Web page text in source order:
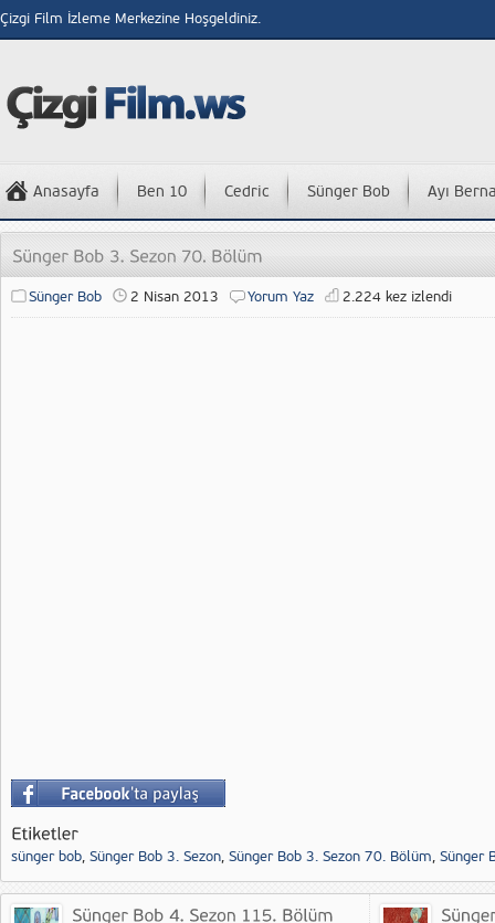
Çizgi Film İzleme Merkezine Hoşgeldiniz.
Anasayfa Ben 10 Cedric Sünger Bob Ayı
Sünger Bob 2 Nisan 2013 Yorum Yaz 2.224 kez izlendi
sünger bob, Sünger Bob 3. Sezon, Sünger Bob 3. Sezon 70. Bölüm, Sünger